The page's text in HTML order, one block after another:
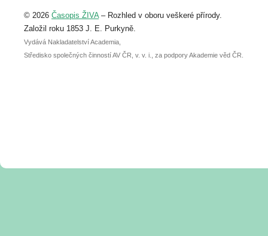
abstraktu přihlášené přednášky nebo
posteru je už 30. června.
© 2026 Časopis ŽIVA– Rozhled v oboru veškeré přírody.
Založil roku 1853 J. E. Purkyně.
Vydává Nakladatelství Academia,
Středisko společných činností AV ČR, v. v. i., za podpory Akademie věd ČR.